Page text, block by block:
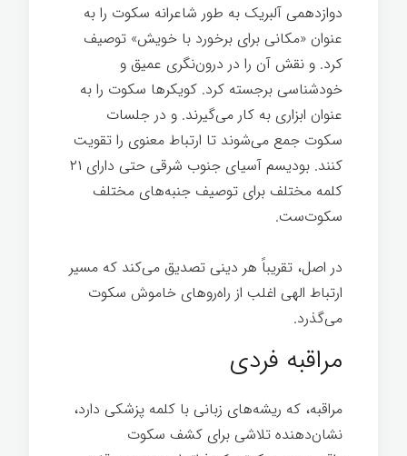
دوازدهمی آلبریک به طور شاعرانه سکوت را به
عنوان «مکانی برای برخورد با خویش» توصیف
کرد. و نقش آن را در درون‌نگری عمیق و
خودشناسی برجسته کرد. کویکرها سکوت را به
عنوان ابزاری به کار می‌گیرند. و در جلسات
سکوت جمع می‌شوند تا ارتباط معنوی را تقویت
کنند. بودیسم آسیای جنوب شرقی حتی دارای ۲۱
کلمه مختلف برای توصیف جنبه‌های مختلف
سکوت‌ست.
در اصل، تقریباً هر دینی تصدیق می‌کند که مسیر
ارتباط الهی اغلب از راه‌روهای خاموش سکوت
می‌گذرد.
مراقبه فردی
مراقبه، که ریشه‌های زبانی با کلمه پزشکی دارد،
نشان‌دهنده تلاشی برای کشف سکوت